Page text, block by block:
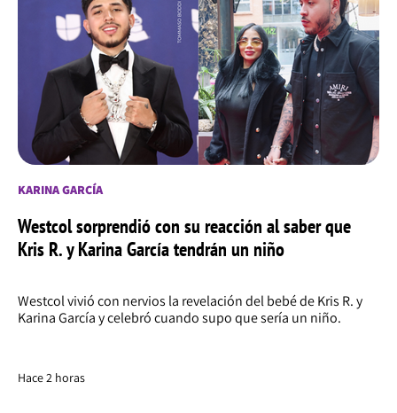
KARINA GARCÍA
Westcol sorprendió con su reacción al saber que
Kris R. y Karina García tendrán un niño
Westcol vivió con nervios la revelación del bebé de Kris R. y
Karina García y celebró cuando supo que sería un niño.
Hace 2 horas